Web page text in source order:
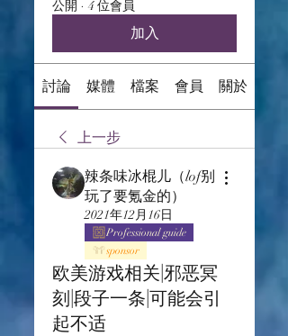
公開 · 4 位會員
加入
討論 媒體 檔案 會員 關於
上一步
辣条味冰棍儿（lof别
玩了要氪金的）
2021年12月16日
Professional guide
sponsor
欧美游戏相关|邪恶冥
刻|段子一条|可能会引
起不适